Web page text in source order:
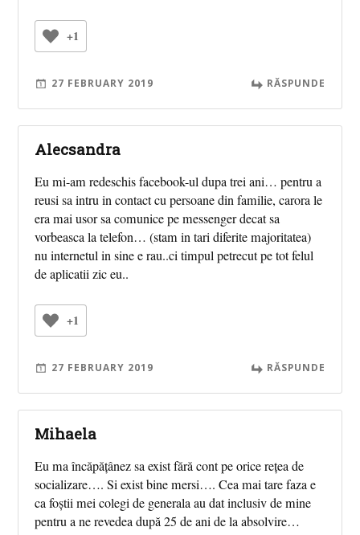
+1
27 FEBRUARY 2019 RĂSPUNDE
Alecsandra
Eu mi-am redeschis facebook-ul dupa trei ani… pentru a
reusi sa intru in contact cu persoane din familie, carora le
era mai usor sa comunice pe messenger decat sa
vorbeasca la telefon… (stam in tari diferite majoritatea)
nu internetul in sine e rau..ci timpul petrecut pe tot felul
de aplicatii zic eu..
+1
27 FEBRUARY 2019 RĂSPUNDE
Mihaela
Eu ma încăpățânez sa exist fără cont pe orice rețea de
socializare…. Si exist bine mersi…. Cea mai tare faza e
ca foștii mei colegi de generala au dat inclusiv de mine
pentru a ne revedea după 25 de ani de la absolvire…